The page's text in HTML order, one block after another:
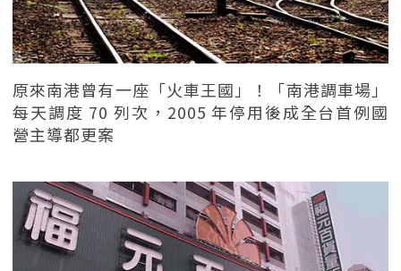
原來南港曾有一座「火車王國」！「南港調車場」
每天調度 70 列次，2005 年停用後成全台首例國
營主導都更案